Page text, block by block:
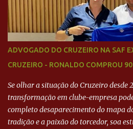
ADVOGADO DO CRUZEIRO NA SAF
CRUZEIRO - RONALDO COMPROU
Se olhar a situação do Cruzeiro desde
transformação em clube-empresa
completo desaparecimento do mapa
tradição e a paixão do torcedor, soa